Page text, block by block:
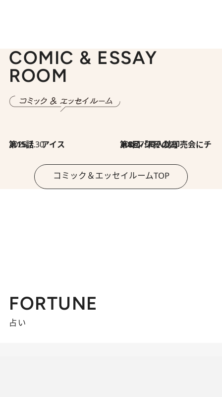
COMIC & ESSAY
ROOM
2026.7.30
第15話 アイス 2026.7.30
第8回「同人誌即売会にチャレンジ その2」
コミック＆エッセイルームTOP
FORTUNE
占い